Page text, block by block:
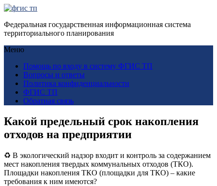
Федеральная государственная информационная система
территориального планирования
Меню
Помощь по входу в систему ФГИС ТП
Вопросы и ответы
Политика конфиденциальности
ФГИС ТП
Обратная связь
Какой предельный срок накопления
отходов на предприятии
♻ В экологический надзор входит и контроль за содержанием
мест накопления твердых коммунальных отходов (ТКО).
Площадки накопления ТКО (площадки для ТКО) – какие
требования к ним имеются?